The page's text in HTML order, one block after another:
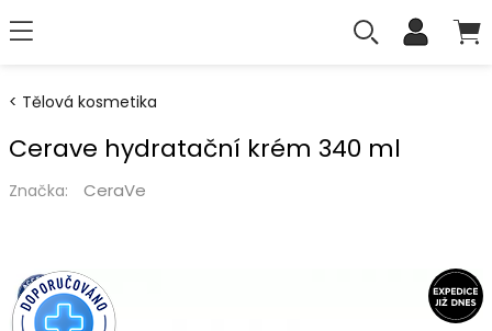
Tělová kosmetika
Cerave hydratační krém 340 ml
Značka: CeraVe